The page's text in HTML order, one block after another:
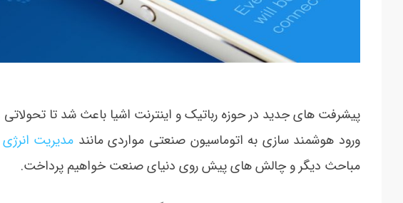
پیشرفت های جدید در حوزه رباتیک و اینترنت اشیا باعث شد تا
ورود هوشمند سازی به اتوماسیون صنعتی مواردی مانند مدیریت
مباحث دیگر و چالش های پیش روی دنیای صنعت خواهیم پرداخت.